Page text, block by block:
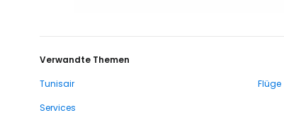
Verwandte Themen
Tunisair
Flüge
Services